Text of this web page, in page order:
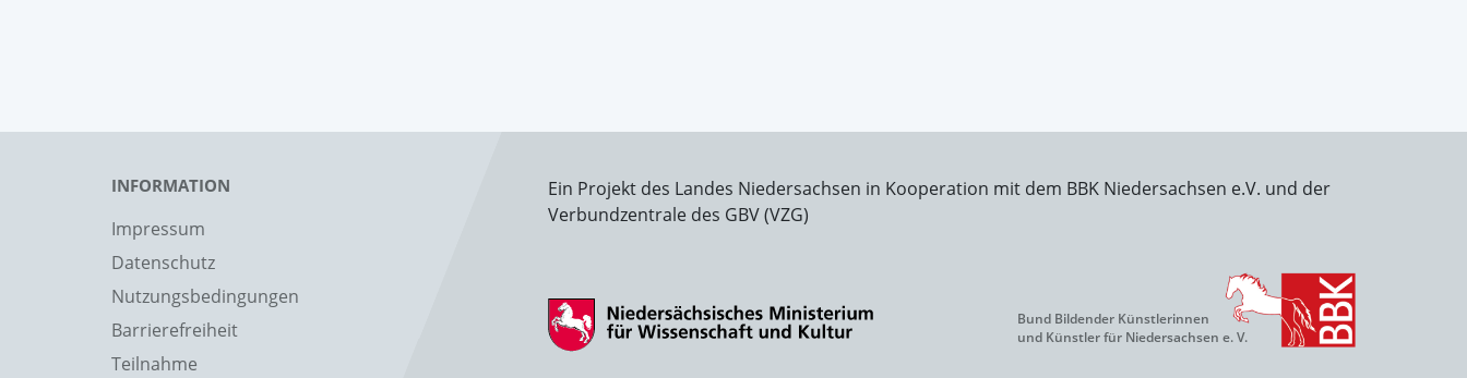
INFORMATION
Impressum
Datenschutz
Nutzungsbedingungen
Barrierefreiheit
Teilnahme
Ein Projekt des Landes Niedersachsen in Kooperation mit dem BBK Niedersachsen e.V. und der
Verbundzentrale des GBV (VZG)
Bund Bildender Künstlerinnen
und Künstler für Niedersachsen e. V.